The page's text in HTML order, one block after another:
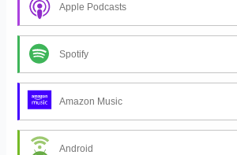
Apple Podcasts
Spotify
Amazon Music
Android